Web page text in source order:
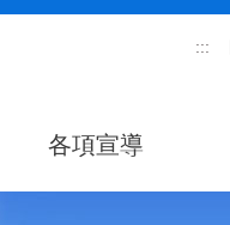
:::
各項宣導